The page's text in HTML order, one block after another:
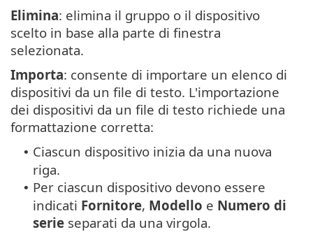
Elimina: elimina il gruppo o il dispositivo
scelto in base alla parte di finestra
selezionata.
Importa: consente di importare un elenco di
dispositivi da un file di testo. L'importazione
dei dispositivi da un file di testo richiede una
formattazione corretta:
• Ciascun dispositivo inizia da una nuova
riga.
• Per ciascun dispositivo devono essere
indicati Fornitore, Modello e Numero di
serie separati da una virgola.